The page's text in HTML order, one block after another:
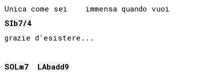
SIb7/4
grazie d'esistere...
SOLm7 LAbadd9